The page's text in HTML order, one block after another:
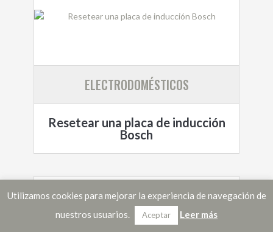
ELECTRODOMÉSTICOS
Resetear una placa de inducción
Bosch
Utilizamos cookies para mejorar la experiencia de navegación de
nuestros usuarios.
Aceptar Leer más